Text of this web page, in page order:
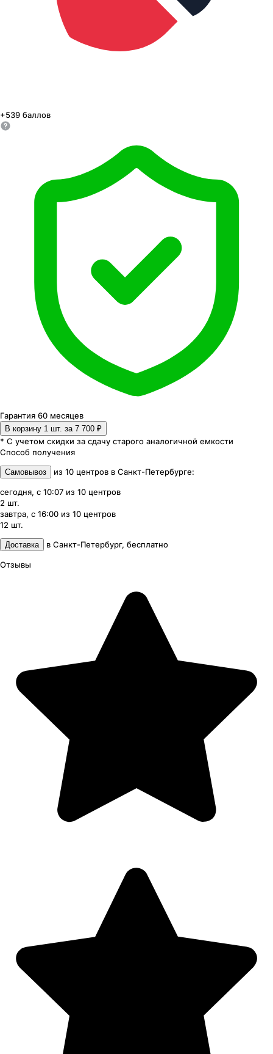
+539 баллов
Гарантия 60 месяцев
В корзину 1 шт. за 7 700 ₽
* С учетом скидки за сдачу старого аналогичной емкости
Способ получения
Самовывоз из 10 центров в Санкт-Петербурге:
сегодня, с 10:07 из 10 центров
2 шт.
завтра, с 16:00 из 10 центров
12 шт.
Доставка в Санкт-Петербург, бесплатно
Отзывы